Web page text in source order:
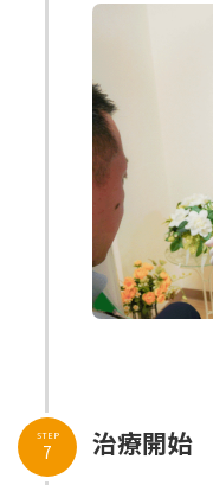
治療開始
STEP
7